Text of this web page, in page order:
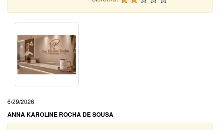
6/29/2026
ANNA KAROLINE ROCHA DE SOUSA